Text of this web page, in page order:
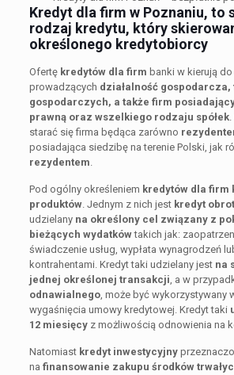
Kredyt dla firm w Poznaniu, to
rodzaj kredytu, który
określonego kredytobiorcy
Ofertę kredytów dla firm banki w kierują
prowadzących działalność
gospodarczych, a także firm
prawną oraz wszelkiego rodzaju spółek.
starać się firma będąca zarówno
posiadająca siedzibę na terenie Polski, jak
rezydentem.
Pod ogólny określeniem kredytów dla firm
produktów. Jednym z nich jest kredyt
udzielany na określony cel związany z
bieżących wydatkówtakich jak:
świadczenie usług, wypłata wynagrodzeń
kontrahentami. Kredyt taki udzielany jest na
jednej określonej transakcji, a w
odnawialnego, może być wykorzystywany
wygaśnięcia umowy kredytowej. Kredyt taki
12 miesięcyz możliwością odnowienia na
Natomiast kredyt inwestycyjny
na finansowanie zakupu środków